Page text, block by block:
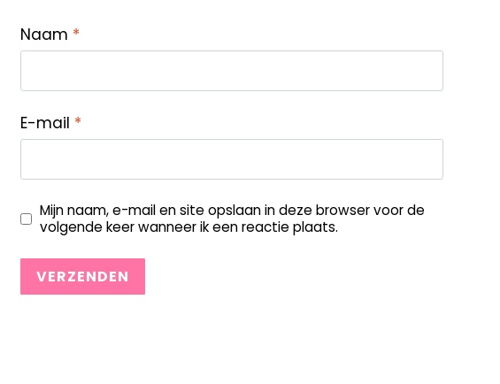
Naam *
E-mail *
Mijn naam, e-mail en site opslaan in deze browser voor de
volgende keer wanneer ik een reactie plaats.